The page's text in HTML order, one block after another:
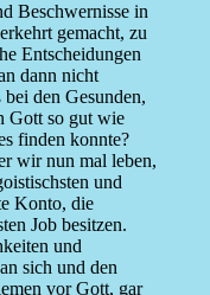
Beschwernisse in
gemacht, zu
Entscheidungen
dann nicht
den Gesunden,
Gott so gut wie
finden konnte?
wir nun mal leben,
und
Konto, die
Job besitzen.
und
sich und den
vor Gott, gar